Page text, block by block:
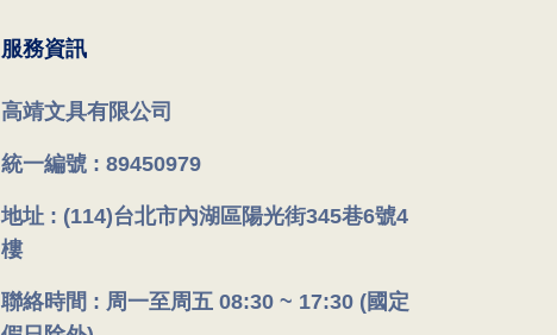
服務資訊
高靖文具有限公司
統一編號 : 89450979
地址 : (114)台北市內湖區陽光街345巷6號4
樓
聯絡時間 : 周一至周五 08:30 ~ 17:30 (國定